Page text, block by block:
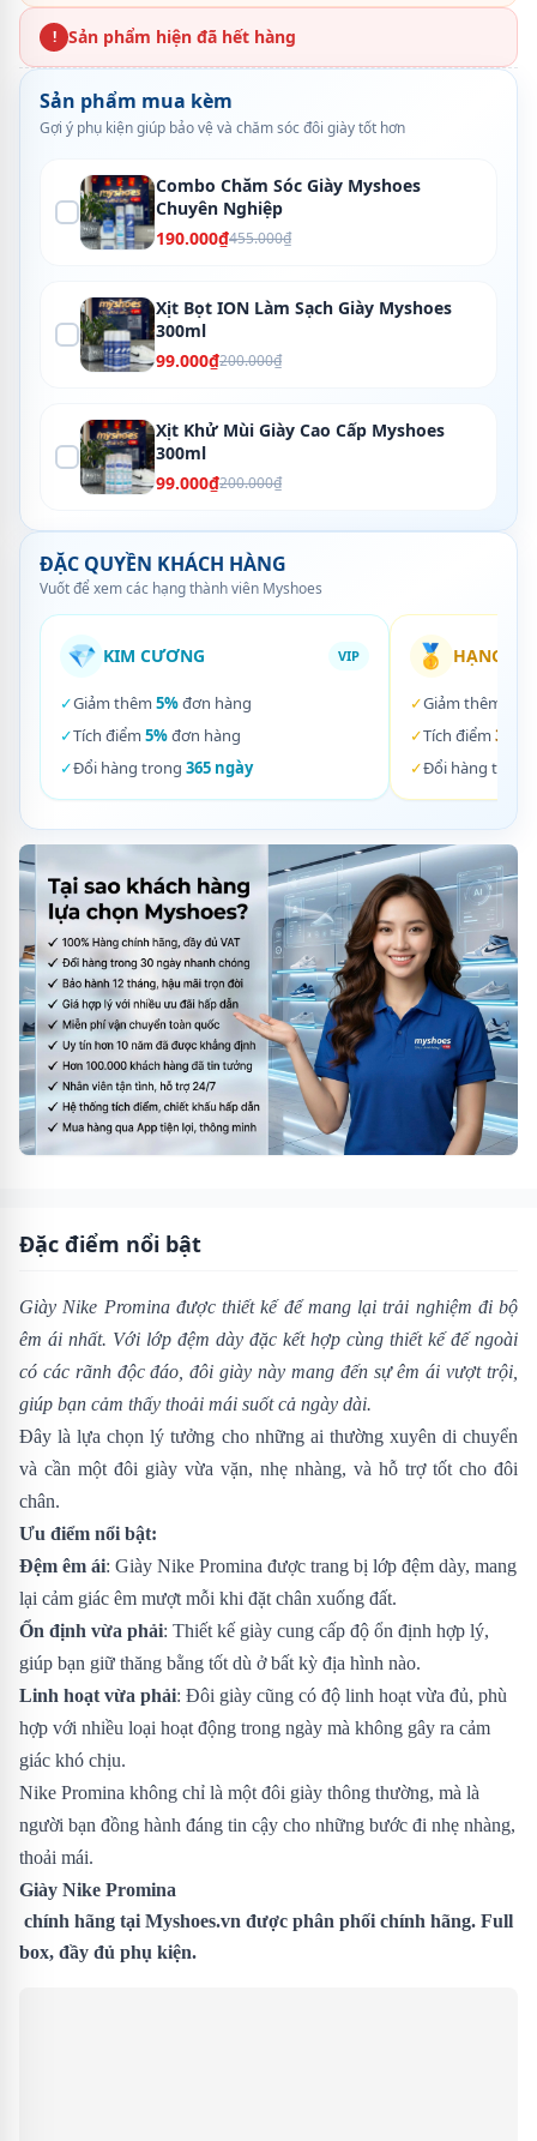
! Sản phẩm hiện đã hết hàng
Sản phẩm mua kèm
Gợi ý phụ kiện giúp bảo vệ và chăm sóc đôi giày tốt hơn
Combo Chăm Sóc Giày Myshoes
Chuyên Nghiệp
190.000₫455.000₫
Xịt Bọt ION Làm Sạch Giày Myshoes
300ml
99.000₫200.000₫
Xịt Khử Mùi Giày Cao Cấp Myshoes
300ml
99.000₫200.000₫
ĐẶC QUYỀN KHÁCH HÀNG
Vuốt để xem các hạng thành viên Myshoes
💎 KIM CƯƠNG VIP
✓Giảm thêm 5%đơn hàng
✓Tích điểm 5%đơn hàng
✓Đổi hàng trong 365 ngày
🥇 HẠNG
✓Giảm thêm
✓Tích điểm 3%
✓Đổi hàng trong
Đặc điểm nổi bật
Giày Nike Promina được thiết kế để mang lại trải nghiệm đi bộ
êm ái nhất. Với lớp đệm dày đặc kết hợp cùng thiết kế đế ngoài
có các rãnh độc đáo, đôi giày này mang đến sự êm ái vượt trội,
giúp bạn cảm thấy thoải mái suốt cả ngày dài.
Đây là lựa chọn lý tưởng cho những ai thường xuyên di chuyển
và cần một đôi giày vừa vặn, nhẹ nhàng, và hỗ trợ tốt cho đôi
chân.
Ưu điểm nổi bật:
Đệm êm ái: Giày Nike Promina được trang bị lớp đệm dày, mang
lại cảm giác êm mượt mỗi khi đặt chân xuống đất.
Ổn định vừa phải: Thiết kế giày cung cấp độ ổn định hợp lý,
giúp bạn giữ thăng bằng tốt dù ở bất kỳ địa hình nào.
Linh hoạt vừa phải: Đôi giày cũng có độ linh hoạt vừa đủ, phù
hợp với nhiều loại hoạt động trong ngày mà không gây ra cảm
giác khó chịu.
Nike Promina không chỉ là một đôi giày thông thường, mà là
người bạn đồng hành đáng tin cậy cho những bước đi nhẹ nhàng,
thoải mái.
Giày Nike Promina
chính hãng tại Myshoes.vn được phân phối chính hãng. Full
box, đầy đủ phụ kiện.